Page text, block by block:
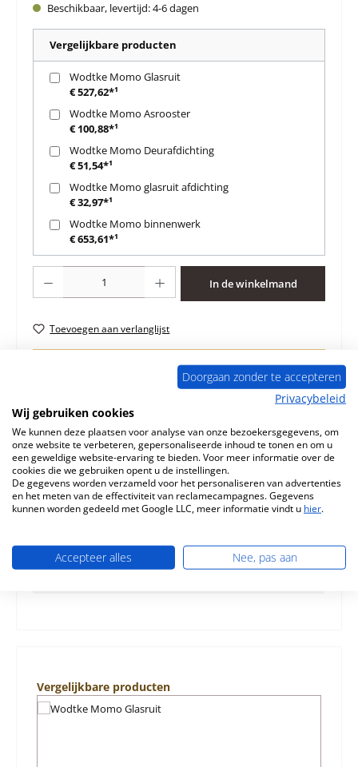
Beschikbaar, levertijd: 4-6 dagen
Vergelijkbare producten
Wodtke Momo Glasruit
€ 527,62*¹
Wodtke Momo Asrooster
€ 100,88*¹
Wodtke Momo Deurafdichting
€ 51,54*¹
Wodtke Momo glasruit afdichting
€ 32,97*¹
Wodtke Momo binnenwerk
€ 653,61*¹
In de winkelmand
Toevoegen aan verlanglijst
Vraag over het product
Beschrijving
Origineel Bout voor Verbrandingskamer
deurvergrendeling voor de Houtkachel Wodtke Momo
Wodtke Momo Bout voor Verbrandingska…Meer
Productgalerij overslaan
Vergelijkbare producten
Doorgaan zonder te accepteren
Privacybeleid
Wij gebruiken cookies
We kunnen deze plaatsen voor analyse van onze bezoekersgegevens, om
onze website te verbeteren, gepersonaliseerde inhoud te tonen en om u
een geweldige website-ervaring te bieden. Voor meer informatie over de
cookies die we gebruiken opent u de instellingen.
De gegevens worden verzameld voor het personaliseren van advertenties
en het meten van de effectiviteit van reclamecampagnes. Gegevens
kunnen worden gedeeld met Google LLC, meer informatie vindt u hier.
Accepteer alles Nee, pas aan